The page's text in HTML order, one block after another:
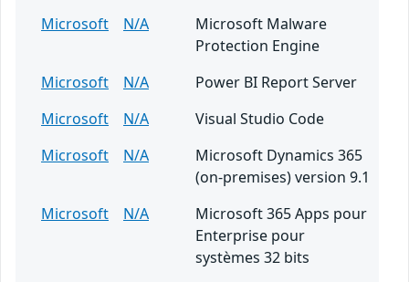
Microsoft
N/A
Microsoft Malware
Protection Engine
Microsoft
N/A
Power BI Report Server
Microsoft
N/A
Visual Studio Code
Microsoft
N/A
Microsoft Dynamics 365
(on-premises) version 9.1
Microsoft
N/A
Microsoft 365 Apps pour
Enterprise pour
systèmes 32 bits